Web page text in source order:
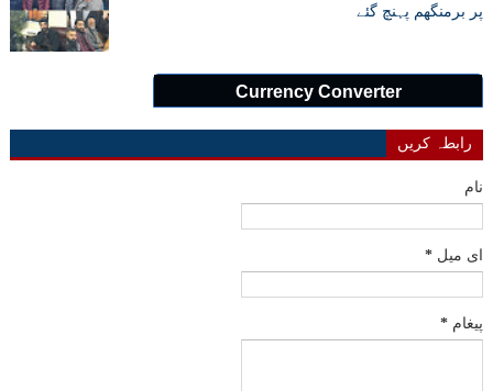
پر برمنگھم پہنچ گئے
Currency Converter
رابطہ کریں
نام
ای میل *
پیغام *